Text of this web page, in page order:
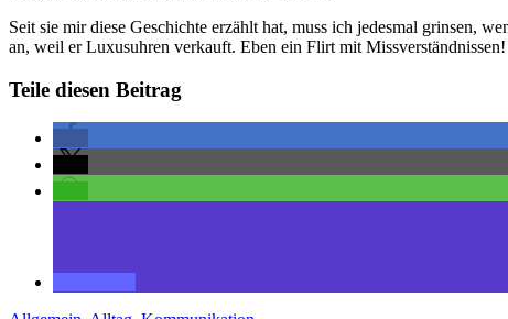
Seit sie mir diese Geschichte erzählt hat, muss ich jedesmal grinsen,
an, weil er Luxusuhren verkauft. Eben ein Flirt mit Missverständnissen!
Teile diesen Beitrag